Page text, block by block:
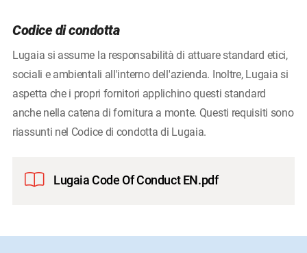
Codice di condotta
Lugaia si assume la responsabilità di attuare standard etici,
sociali e ambientali all'interno dell'azienda. Inoltre, Lugaia si
aspetta che i propri fornitori applichino questi standard
anche nella catena di fornitura a monte. Questi requisiti sono
riassunti nel Codice di condotta di Lugaia.
Lugaia Code Of Conduct EN.pdf